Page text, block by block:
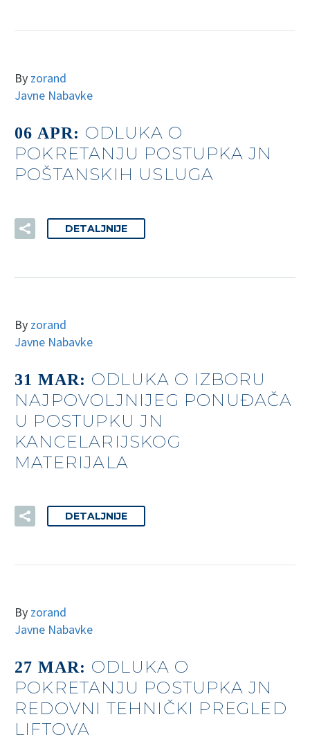
By zorand
Javne Nabavke
06 APR: ODLUKA O
POKRETANJU POSTUPKA JN
POŠTANSKIH USLUGA
DETALJNIJE
By zorand
Javne Nabavke
31 MAR: ODLUKA O IZBORU
NAJPOVOLJNIJEG PONUĐAČA
U POSTUPKU JN
KANCELARIJSKOG
MATERIJALA
DETALJNIJE
By zorand
Javne Nabavke
27 MAR: ODLUKA O
POKRETANJU POSTUPKA JN
REDOVNI TEHNIČKI PREGLED
LIFTOVA